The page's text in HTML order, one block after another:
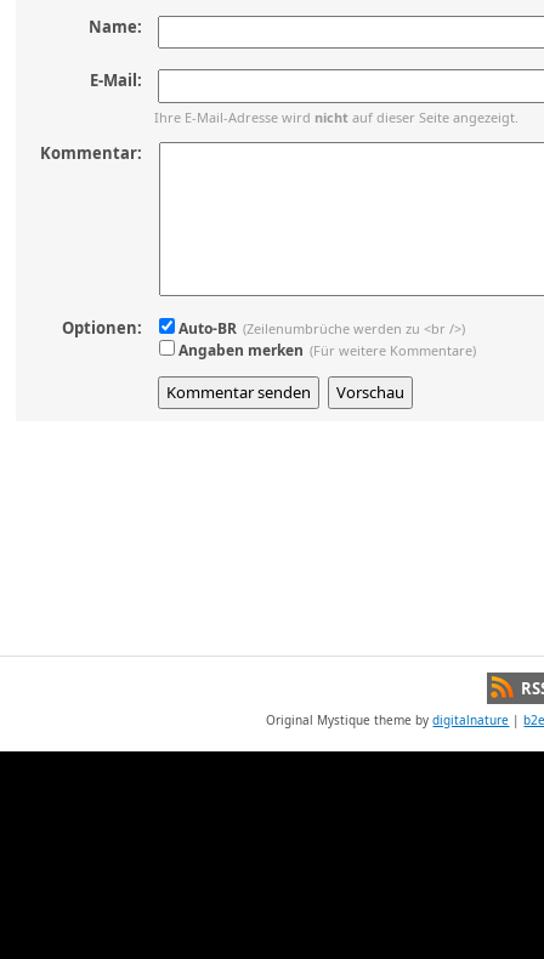
Name:
E-Mail:
Ihre E-Mail-Adresse wird nicht auf dieser Seite angezeigt.
Kommentar:
Optionen: Auto-BR (Zeilenumbrüche werden zu <br />)
Angaben merken (Für weitere Kommentare)
Original Mystique theme bydigitalnature |